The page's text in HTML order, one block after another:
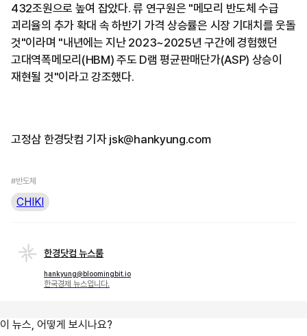
432조원으로 높여 잡았다. 류 연구원은 "메모리 반도체 수급
괴리율의 추가 확대 속 하반기 가격 상승률은 시장 기대치를 웃돌
것"이라며 "내년에는 지난 2023~2025년 구간에 경험했던
고대역폭메모리(HBM) 주도 D램 평균판매단가(ASP) 상승이
재현될 것"이라고 강조했다.
고정삼 한경닷컴 기자 jsk@hankyung.com
#반도체
CHIKI
한경닷컴 뉴스룸
hankyung@bloomingbit.io
한국경제 뉴스입니다.
이 뉴스, 어떻게 보시나요?